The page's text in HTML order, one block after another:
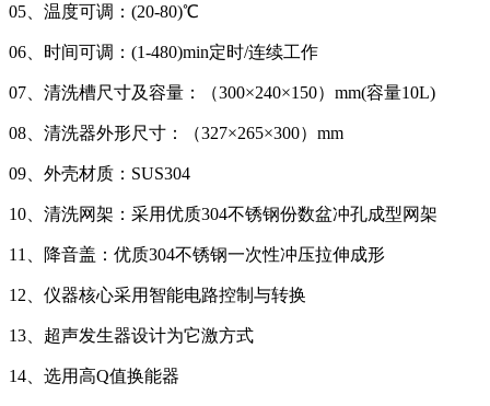
05、温度可调：(20-80)℃
06、时间可调：(1-480)min定时/连续工作
07、清洗槽尺寸及容量：（300×240×150）mm(容量10L)
08、清洗器外形尺寸：（327×265×300）mm
09、外壳材质：SUS304
10、清洗网架：采用优质304不锈钢份数盆冲孔成型网架
11、降音盖：优质304不锈钢一次性冲压拉伸成形
12、仪器核心采用智能电路控制与转换
13、超声发生器设计为它激方式
14、选用高Q值换能器